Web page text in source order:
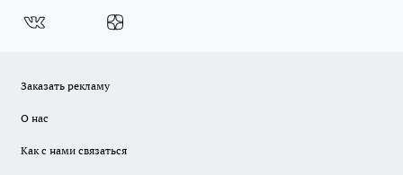
Заказать рекламу
О нас
Как с нами связаться